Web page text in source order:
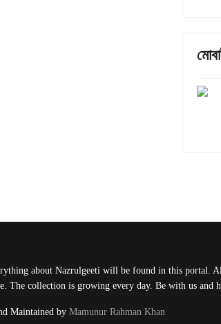
about Nazrulgeeti will be found in this portal.
The collection is growing every day. Be with us and
Maintained by Mamunur Rahman Khan